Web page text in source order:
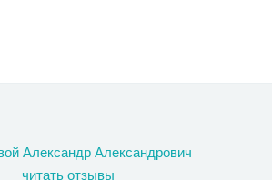
Александр Александрович
читать отзывы